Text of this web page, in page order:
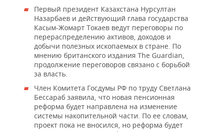
Первый президент Казахстана Нурсултан
Назарбаев и действующий глава государства
Касым-Жомарт Токаев ведут переговоры по
перераспределению активов, доходов и
добычи полезных ископаемых в стране. По
мнению британского издания The Guardian,
продолжение переговоров связано с борьбой
за власть.
Член Комитета Госдумы РФ по труду Светлана
Бессараб заявила, что новая пенсионная
реформа будет направлена на изменение
системы накопительной части. По ее словам,
проект пока не вносился, но реформа будет